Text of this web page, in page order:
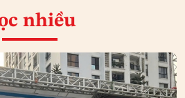
nhiều